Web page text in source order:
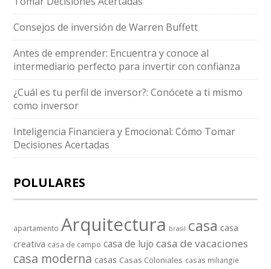
Consejos de inversión de Warren Buffett
Antes de emprender: Encuentra y conoce al
intermediario perfecto para invertir con confianza
¿Cuál es tu perfil de inversor?: Conócete a ti mismo
como inversor
Inteligencia Financiera y Emocional: Cómo Tomar
Decisiones Acertadas
POLULARES
apartamento Arquitectura brasil casa casa
creativa casa de campo casa de lujo casa de vacaciones
casa moderna casas Casas Coloniales casas miliangie